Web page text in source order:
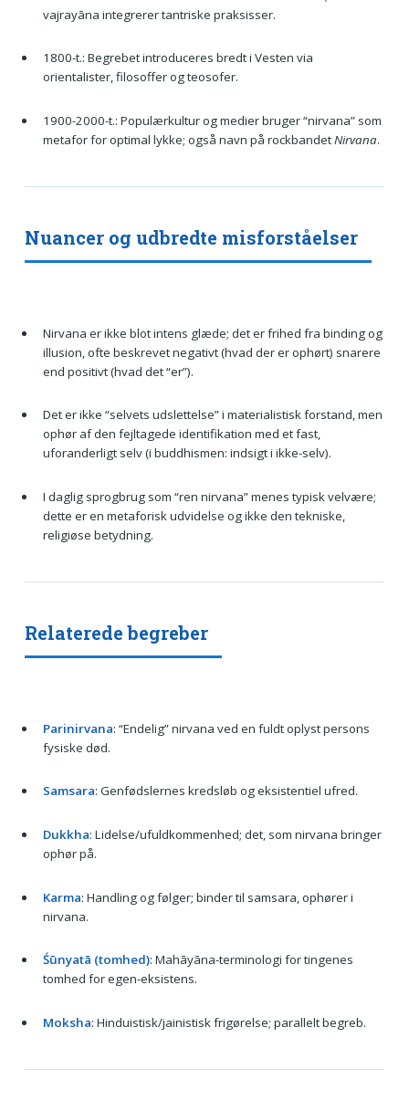
vajrayāna integrerer tantriske praksisser.
1800-t.: Begrebet introduceres bredt i Vesten via
orientalister, filosoffer og teosofer.
1900-2000-t.: Populærkultur og medier bruger “nirvana” som
metafor for optimal lykke; også navn på rockbandetNirvana.
Nuancer og udbredte misforståelser
Nirvana er ikke blot intens glæde; det er frihed fra binding og
illusion, ofte beskrevet negativt (hvad der er ophørt) snarere
end positivt (hvad det “er”).
Det er ikke “selvets udslettelse” i materialistisk forstand, men
ophør af den fejltagede identifikation med et fast,
uforanderligt selv (i buddhismen: indsigt i ikke-selv).
I daglig sprogbrug som “ren nirvana” menes typisk velvære;
dette er en metaforisk udvidelse og ikke den tekniske,
religiøse betydning.
Relaterede begreber
Parinirvana: “Endelig” nirvana ved en fuldt oplyst persons
fysiske død.
Samsara: Genfødslernes kredsløb og eksistentiel ufred.
Dukkha: Lidelse/ufuldkommenhed; det, som nirvana bringer
ophør på.
Karma: Handling og følger; binder til samsara, ophører i
nirvana.
Śūnyatā (tomhed): Mahāyāna-terminologi for tingenes
tomhed for egen-eksistens.
Moksha: Hinduistisk/jainistisk frigørelse; parallelt begreb.